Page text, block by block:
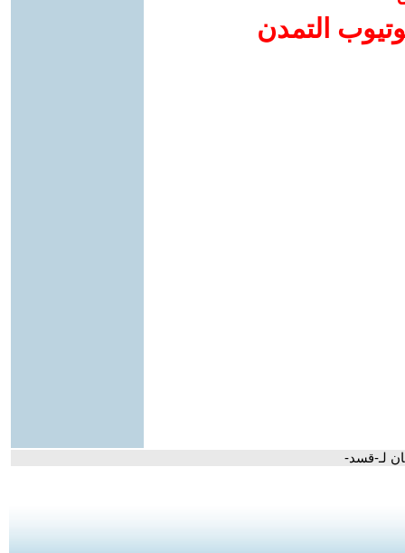
التمدن
لـ-قسد-